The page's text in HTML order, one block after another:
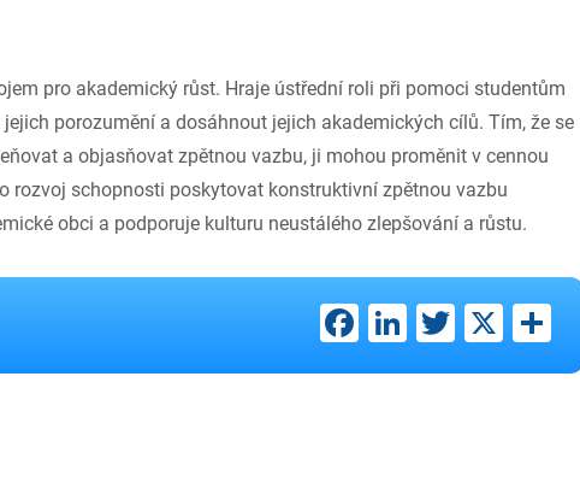
pro akademický růst. Hraje ústřední roli při pomoci studentům
porozumění a dosáhnout jejich akademických cílů. Tím, že se
a objasňovat zpětnou vazbu, ji mohou proměnit v cennou
rozvoj schopnosti poskytovat konstruktivní zpětnou vazbu
obci a podporuje kulturu neustálého zlepšování a růstu.
Facebook
LinkedIn
Twitter
X